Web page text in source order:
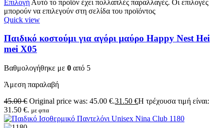
Επιλογή Αυτό το προϊόν έχει πολλαπλές παραλλαγές. Οι επιλογές
μπορούν να επιλεγούν στη σελίδα του προϊόντος
Quick view
Παιδικό κοστούμι για αγόρι μαύρο Happy Nest Hei
mei X05
Βαθμολογήθηκε με 0 από 5
Άμεση παραλαβή
45.00€ Original price was: 45.00 €.31.50 €Η τρέχουσα τιμή είναι:
31.50 €. με φπα